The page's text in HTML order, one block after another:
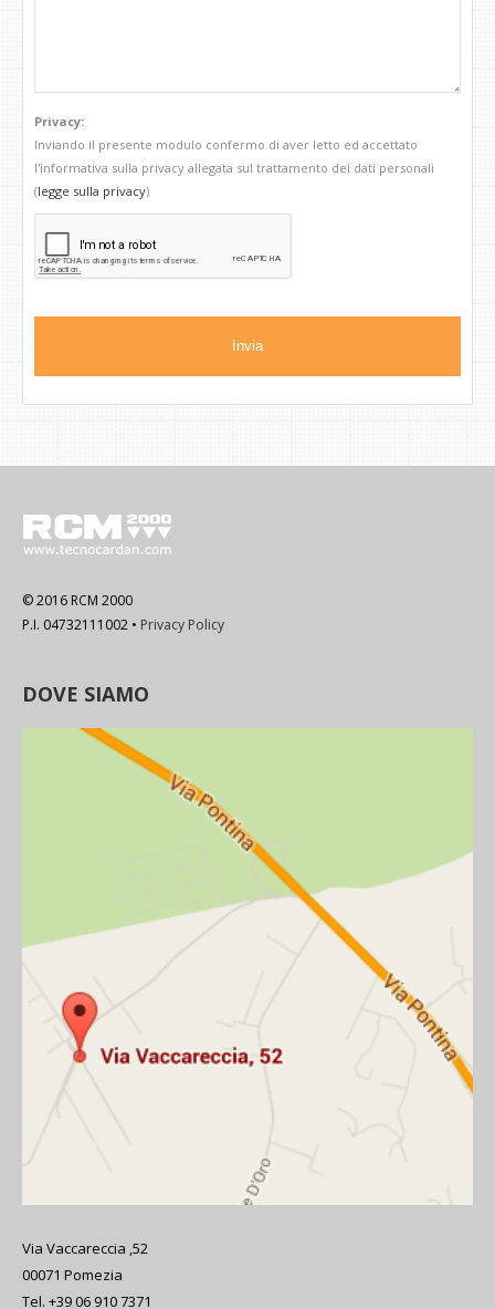
Privacy:
Inviando il presente modulo confermo di aver letto ed accettato
l'informativa sulla privacy allegata sul trattamento dei dati personali
(legge sulla privacy)
© 2016 RCM 2000
P.I. 04732111002 • Privacy Policy
DOVE SIAMO
Via Vaccareccia ,52
00071 Pomezia
Tel. +39 06 910 7371